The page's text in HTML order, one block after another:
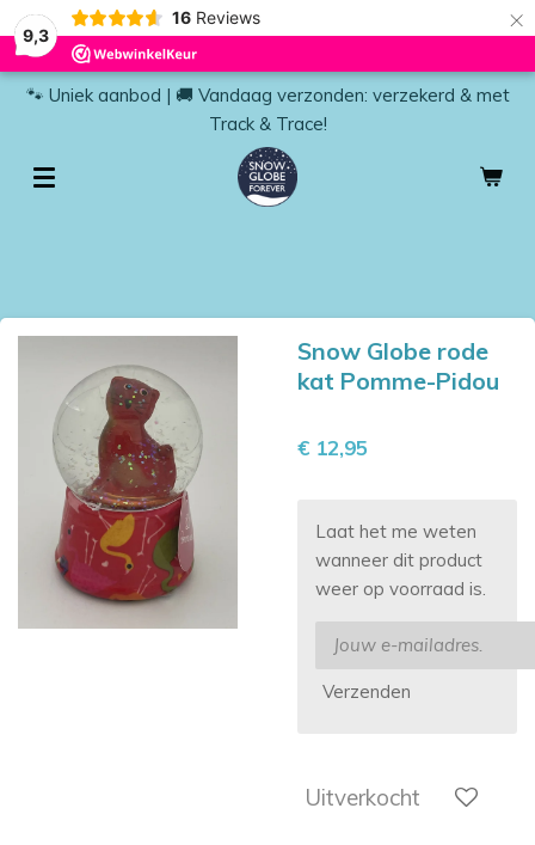
9,3
16 Reviews ×
🐾 Uniek aanbod | 🚚 Vandaag verzonden: verzekerd & met
Track & Trace!
Snow Globe rode
kat Pomme-Pidou
€ 12,95
Laat het me weten
wanneer dit product
weer op voorraad is.
Verzenden
Uitverkocht